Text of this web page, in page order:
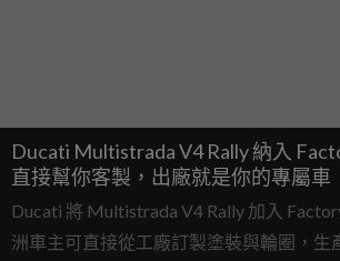
Ducati Multistrada V4 Rally 納入
直接幫你客製，出廠就是你的專屬車
Ducati 將 Multistrada V4 Rally 加入
洲車主可直接從工廠訂製塗裝與輪圈，生